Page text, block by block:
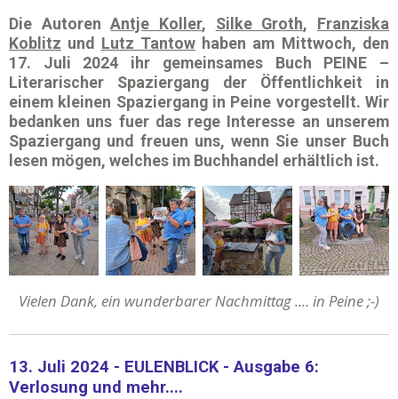
Die AutorenAntje Koller, Silke Groth,
Franziska
Koblitz und Lutz Tantow haben am Mittwoch, den
17. Juli 2024 ihr gemeinsames Buch PEINE –
Literarischer Spaziergang der Öffentlichkeit in
einem kleinen Spaziergang in Peine vorgestellt. Wir
bedanken uns fuer das rege Interesse an unserem
Spaziergang und freuen uns, wenn Sie unser Buch
lesen mögen, welches im Buchhandel erhältlich ist.
Vielen Dank, ein wunderbarer Nachmittag .... in Peine ;-)
13. Juli 2024 - EULENBLICK - Ausgabe 6:
Verlosung und mehr....